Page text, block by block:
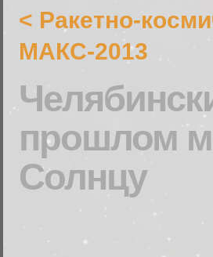
< Ракетно-
МАКС-2013
прошлом
Солнцу